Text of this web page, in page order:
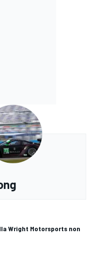
Wright Motorsports non